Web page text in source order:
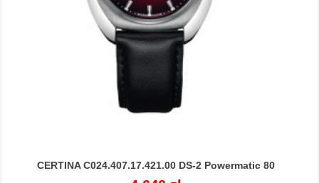
CERTINA C024.407.17.421.00 DS-2 Powermatic 80